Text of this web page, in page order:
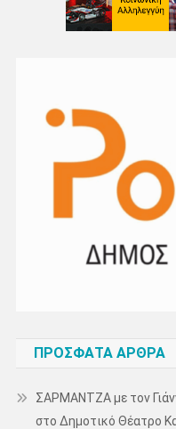
ΠΡΌΣΦΑΤΑ ΆΡΘΡΑ
ΣΑΡΜΑΝΤΖΑ με τον
στο Δημοτικό Θέατρο